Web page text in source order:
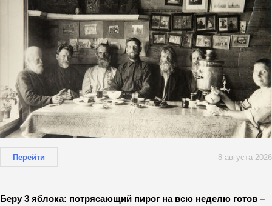
Перейти 8 августа 2026
Беру 3 яблока: потрясающий пирог на всю неделю готов –